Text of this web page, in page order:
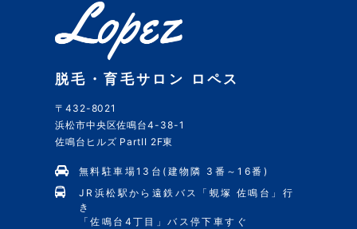
脱毛・育毛サロン ロペス
〒432-8021
浜松市中央区佐鳴台4-38-1
佐鳴台ヒルズ PartII 2F東
無料駐車場13台(建物隣 3番～16番)
JR浜松駅から遠鉄バス「蜆塚 佐鳴台」行
き
「佐鳴台4丁目」バス停下車すぐ